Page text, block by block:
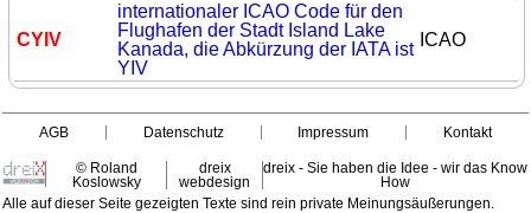
CYIV
internationaler ICAO Code für den
Flughafen der Stadt Island Lake
Kanada, die Abkürzung der IATA ist
YIV
ICAO
AGB Datenschutz Impressum Kontakt
© Roland
Koslowsky
dreix
webdesign
dreix - Sie haben die Idee - wir das Know
How
Alle auf dieser Seite gezeigten Texte sind rein private Meinungsäußerungen.